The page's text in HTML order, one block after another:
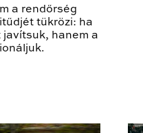
a rendőrség
tükrözi: ha
javítsuk, hanem a